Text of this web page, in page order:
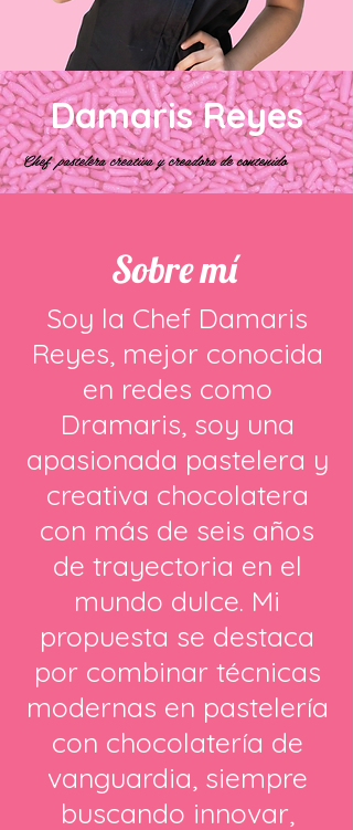
Damaris Reyes
Chefpasteleracreativa y creadora de contenido
Sobre mí
Soy la Chef Damaris
Reyes, mejor conocida
en redes como
Dramaris, soy una
apasionada pastelera y
creativa chocolatera
con más de seis años
de trayectoria en el
mundo dulce. Mi
propuesta se destaca
por combinar técnicas
modernas en pastelería
con chocolatería de
vanguardia, siempre
buscando innovar,